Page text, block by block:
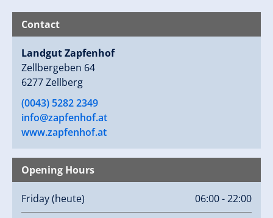
Contact
Landgut Zapfenhof
Zellbergeben 64
6277 Zellberg
(0043) 5282 2349
info@zapfenhof.at
www.zapfenhof.at
Opening Hours
Friday(heute) 06:00 - 22:00